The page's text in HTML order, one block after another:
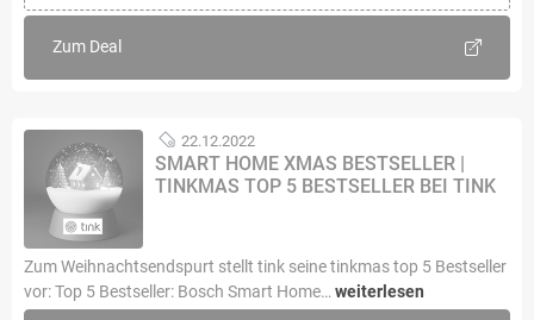
Zum Deal
22.12.2022
SMART HOME XMAS BESTSELLER |
TINKMAS TOP 5 BESTSELLER BEI TINK
Zum Weihnachtsendspurt stellt tink seine tinkmas top 5 Bestseller
vor: Top 5 Bestseller: Bosch Smart Home… weiterlesen